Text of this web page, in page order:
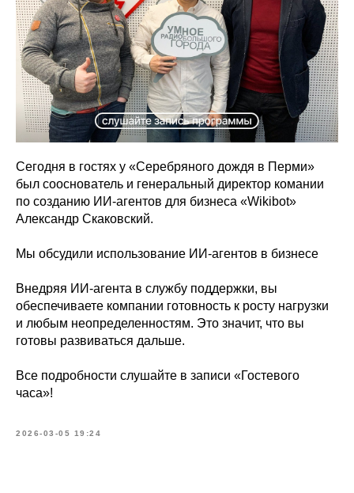
Сегодня в гостях у «Серебряного дождя в Перми»
был сооснователь и генеральный директор комании
по созданию ИИ-агентов для бизнеса «Wikibot»
Александр Скаковский.
Мы обсудили использование ИИ-агентов в бизнесе
Внедряя ИИ-агента в службу поддержки, вы
обеспечиваете компании готовность к росту нагрузки
и любым неопределенностям. Это значит, что вы
готовы развиваться дальше.
Все подробности слушайте в записи «Гостевого
часа»!
2026-03-05 19:24